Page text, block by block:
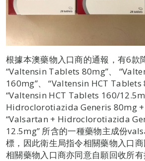
根據本澳藥物入口商的通報，有6款
“Valtensin Tablets 80mg”、
160mg”、 “Valtensin HCT Tablets
“Valtensin HCT Tablets 160/
Hidroclorotiazida Generis 80mg +
“Valsartan + Hidroclorotiazida
12.5mg” 所含的一種藥物主成份
標，因此衛生局指令相關藥物入口
相關藥物入口商亦同意自願回收所有